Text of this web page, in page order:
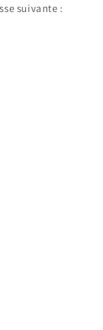
suivante :